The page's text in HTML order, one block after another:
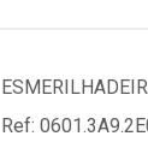
Ref: